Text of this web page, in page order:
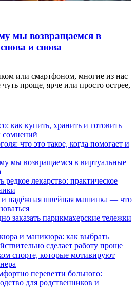
мы возвращаемся в
и снова
или смартфоном, многие из нас
проще, ярче или просто острее,
как купить, хранить и готовить
сомнений
что это такое, когда помогает и
мы возвращаемся в виртуальные
редкое лекарство: практическое
и надёжная швейная машинка — что
заказать парикмахерские тележки
и маникюра: как выбрать
сделает работу проще
спорте, которые мотивируют
перевезти больного:
для родственников и